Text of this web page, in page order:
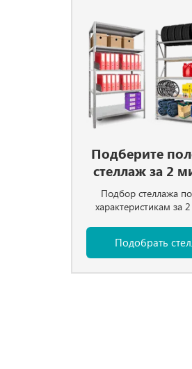
Подберите
стеллаж за 2
Подбор стеллажа
характеристикам за
Подобрать